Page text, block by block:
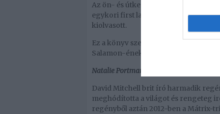
Az ön- és útkeresésről szóló történet
egykori first lady azt is elárulta, hogy
kiolvasott.
Ez a könyv szerettette meg velem az
Salamon-ének annyira magával
Natalie Portman – David Mitchell:
David Mitchell brit író harmadik
meghódította a világot és rengeteg
regényből aztán 2012-ben a Mátrix-